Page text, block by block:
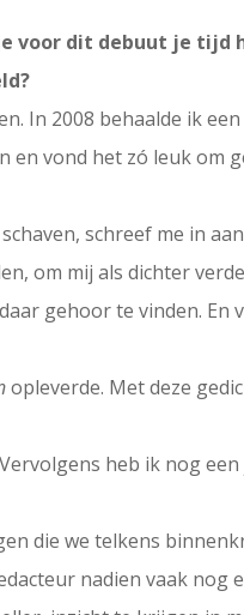
voor dit debuut je tijd
In 2008 behaalde ik
en vond het zó leuk om
schreef me in
om mij als dichter
gehoor te vinden. En
opleverde. Met deze
heb ik nog
die we telkens
nadien vaak nog